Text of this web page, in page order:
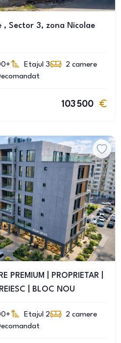
Sector 3, zona Nicolae
Etajul 3 2 camere
103 500
PREMIUM | PROPRIETAR |
| BLOC NOU
Etajul 2 2 camere